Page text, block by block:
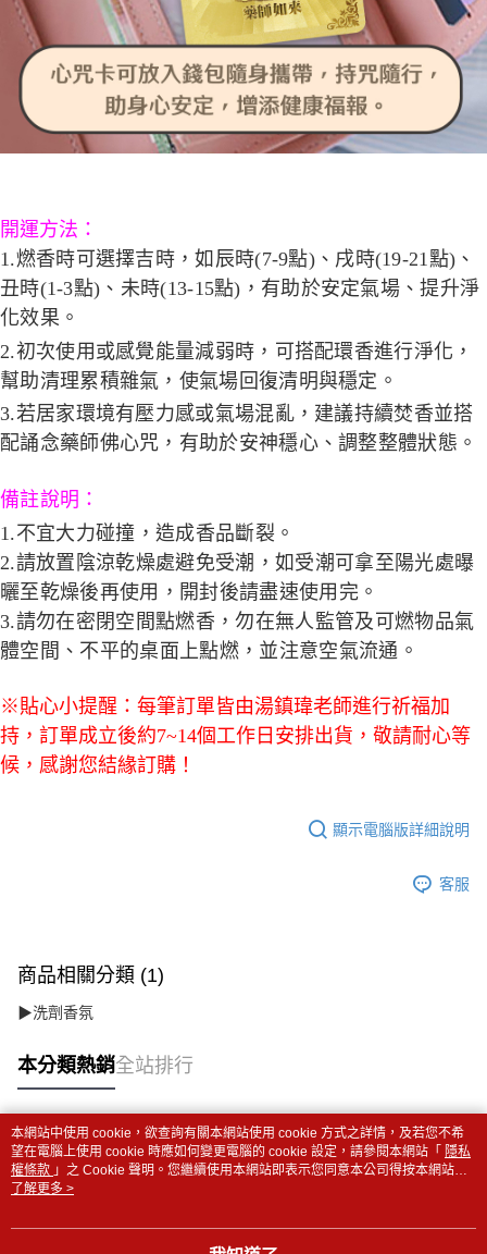
開運方法：
1.燃香時可選擇吉時，如辰時(7-9點)、戌時(19-21點)、
丑時(1-3點)、未時(13-15點)，有助於安定氣場、提升淨
化效果。
2.初次使用或感覺能量減弱時，可搭配環香進行淨化，
幫助清理累積雜氣，使氣場回復清明與穩定。
3.若居家環境有壓力感或氣場混亂，建議持續焚香並搭
配誦念藥師佛心咒，有助於安神穩心、調整整體狀態。
備註說明：
1.不宜大力碰撞，造成香品斷裂。
2.請放置陰涼乾燥處避免受潮，如受潮可拿至陽光處曝
曬至乾燥後再使用，開封後請盡速使用完。
3.請勿在密閉空間點燃香，勿在無人監管及可燃物品氣
體空間、不平的桌面上點燃，並注意空氣流通。
※貼心小提醒：每筆訂單皆由湯鎮瑋老師進行祈福加
持，訂單成立後約7~14個工作日安排出貨，敬請耐心等
候，感謝您結緣訂購！
顯示電腦版詳細說明
客服
商品相關分類 (1)
▶洗劑香氛
本分類熱銷全站排行
熱門標籤
本網站中使用 cookie，欲查詢有關本網站使用 cookie 方式之詳情，及若您不希
望在電腦上使用 cookie 時應如何變更電腦的 cookie 設定，請參閱本網站「 隱私
權條款 」之 Cookie 聲明。您繼續使用本網站即表示您同意本公司得按本網站使
用條款之 Cookie 聲明使用 cookie。
了解更多 >